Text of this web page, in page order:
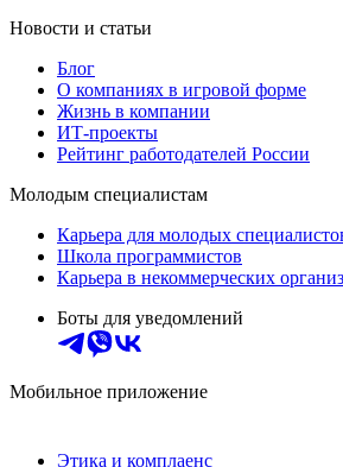
Новости и статьи
Блог
О компаниях в игровой форме
Жизнь в компании
ИТ-проекты
Рейтинг работодателей России
Молодым специалистам
Карьера для молодых
Школа программистов
Карьера в некоммерческих
Боты для уведомлений
Мобильное приложение
Этика и комплаенс